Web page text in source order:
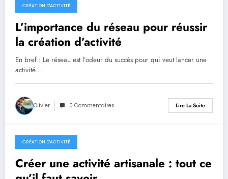
13 juillet 2026
CRÉATION D'ACTIVITÉ
L’importance du réseau pour réussir
la création d’activité
En bref : Le réseau est l’odeur du succès pour qui veut lancer une
activité…
Olivier 0 Commentaires Lire La Suite
29 juin 2026
CRÉATION D'ACTIVITÉ
Créer une activité artisanale : tout ce